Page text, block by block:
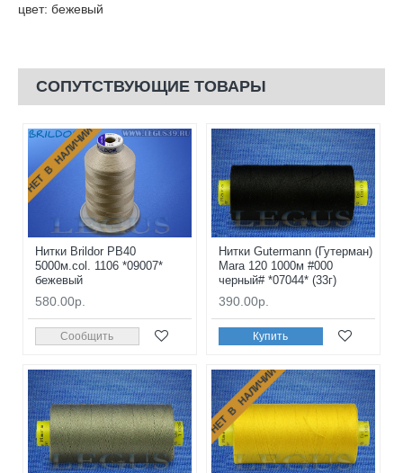
цвет: бежевый
СОПУТСТВУЮЩИЕ ТОВАРЫ
НЕТ В НАЛИЧИИ
Нитки Brildor PB40
5000м.col. 1106 *09007*
бежевый
580.00р.
Сообщить
Нитки Gutermann (Гутерман)
Mara 120 1000м #000
черный# *07044* (33г)
390.00р.
Купить
НЕТ В НАЛИЧИИ